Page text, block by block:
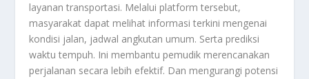
layanan transportasi. Melalui platform tersebut,
masyarakat dapat melihat informasi terkini mengenai
kondisi jalan, jadwal angkutan umum. Serta prediksi
waktu tempuh. Ini membantu pemudik merencanakan
perjalanan secara lebih efektif. Dan mengurangi potensi